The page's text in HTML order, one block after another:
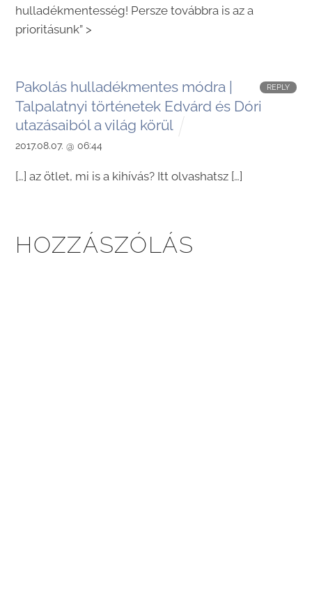
hulladékmentesség! Persze továbbra is az a
prioritásunk” >
Pakolás hulladékmentes módra |
Talpalatnyi történetek Edvárd és Dóri
utazásaiból a világ körül
2017.08.07. @ 06:44
[…] az ötlet, mi is a kihívás? Itt olvashatsz […]
REPLY
HOZZÁSZÓLÁS